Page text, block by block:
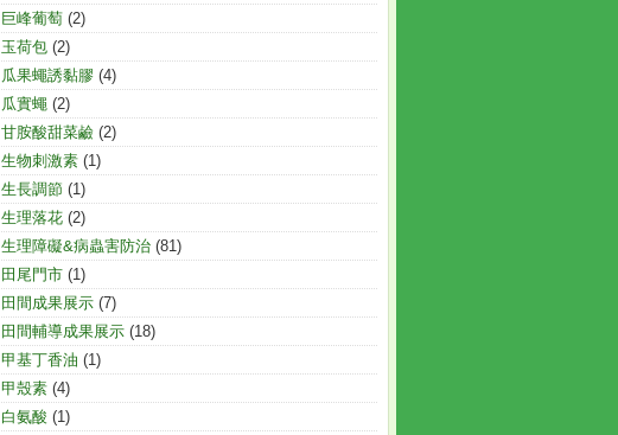
巨峰葡萄 (2)
玉荷包 (2)
瓜果蠅誘黏膠 (4)
瓜實蠅 (2)
甘胺酸甜菜鹼 (2)
生物刺激素 (1)
生長調節 (1)
生理落花 (2)
生理障礙&病蟲害防治 (81)
田尾門市 (1)
田間成果展示 (7)
田間輔導成果展示 (18)
甲基丁香油 (1)
甲殼素 (4)
白氨酸 (1)